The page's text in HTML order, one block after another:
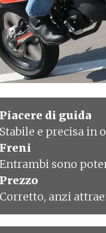
Piacere di guida
Stabile e precisa in
Freni
Entrambi sono
Prezzo
Corretto, anzi